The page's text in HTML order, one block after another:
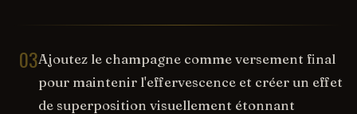
03Ajoutez le champagne comme versement final
pour maintenir l'effervescence et créer un effet
de superposition visuellement étonnant